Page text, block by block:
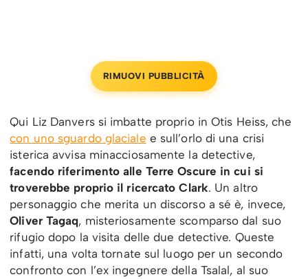
RIMUOVI PUBBLICITÀ
Qui Liz Danvers si imbatte proprio in Otis Heiss, che
con uno sguardo glaciale e sull’orlo di una crisi
isterica avvisa minacciosamente la detective,
facendo riferimento alle Terre Oscure in cui si
troverebbe proprio il ricercato Clark. Un altro
personaggio che merita un discorso a sé è, invece,
Oliver Tagaq, misteriosamente scomparso dal suo
rifugio dopo la visita delle due detective. Queste
infatti, una volta tornate sul luogo per un secondo
confronto con l’ex ingegnere della Tsalal, al suo